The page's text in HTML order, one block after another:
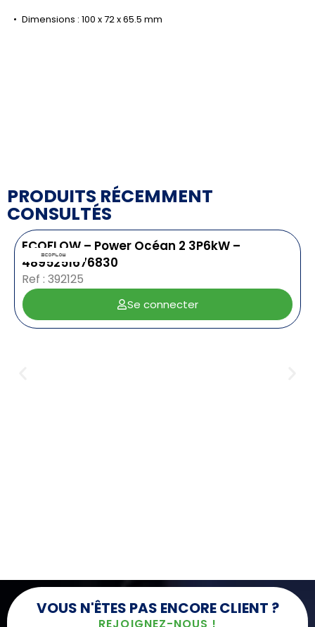
Dimensions : 100 x 72 x 65.5 mm
PRODUITS RÉCEMMENT
CONSULTÉS
ECOFLOW – Power Océan 2 3P6kW –
4895251676830
Ref : 392125
Se connecter
VOUS N'ÊTES PAS ENCORE CLIENT ?